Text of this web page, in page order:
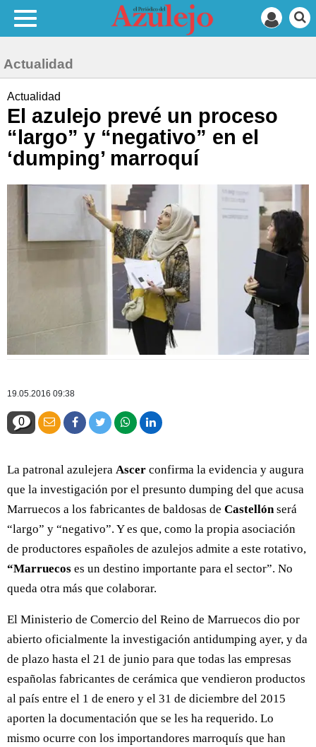
Actualidad
Actualidad
El azulejo prevé un proceso
“largo” y “negativo” en el
‘dumping’ marroquí
19.05.2016 09:38
0
La patronal azulejera Ascer confirma la evidencia y augura
que la investigación por el presunto dumping del que acusa
Marruecos a los fabricantes de baldosas de Castellón será
“largo” y “negativo”. Y es que, como la propia asociación
de productores españoles de azulejos admite a este rotativo,
“Marruecos es un destino importante para el sector”. No
queda otra más que colaborar.
El Ministerio de Comercio del Reino de Marruecos dio por
abierto oficialmente la investigación antidumping ayer, y da
de plazo hasta el 21 de junio para que todas las empresas
españolas fabricantes de cerámica que vendieron productos
al país entre el 1 de enero y el 31 de diciembre del 2015
aporten la documentación que se les ha requerido. Lo
mismo ocurre con los importandores marroquís que han